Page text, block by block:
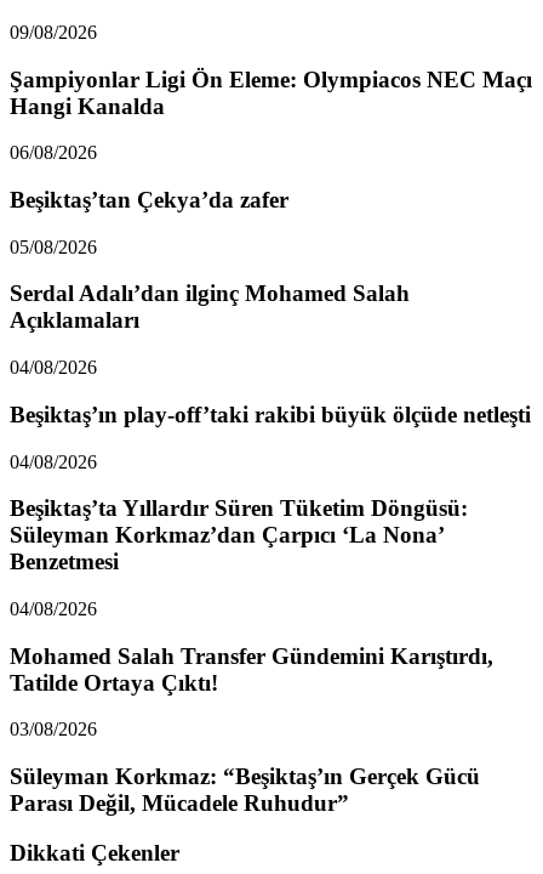
09/08/2026
Şampiyonlar Ligi Ön Eleme: Olympiacos NEC Maçı
Hangi Kanalda
06/08/2026
Beşiktaş’tan Çekya’da zafer
05/08/2026
Serdal Adalı’dan ilginç Mohamed Salah
Açıklamaları
04/08/2026
Beşiktaş’ın play-off’taki rakibi büyük ölçüde netleşti
04/08/2026
Beşiktaş’ta Yıllardır Süren Tüketim Döngüsü:
Süleyman Korkmaz’dan Çarpıcı ‘La Nona’
Benzetmesi
04/08/2026
Mohamed Salah Transfer Gündemini Karıştırdı,
Tatilde Ortaya Çıktı!
03/08/2026
Süleyman Korkmaz: “Beşiktaş’ın Gerçek Gücü
Parası Değil, Mücadele Ruhudur”
Dikkati Çekenler